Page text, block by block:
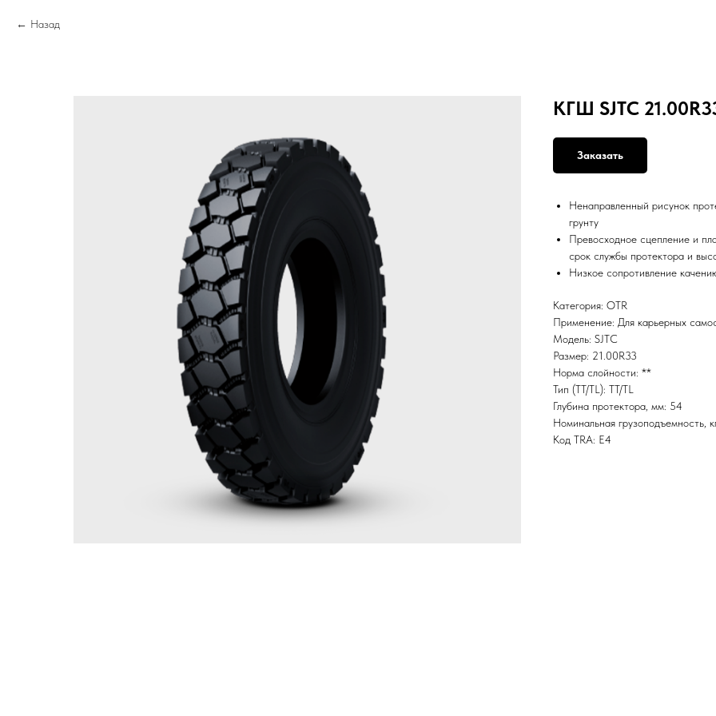
Назад
КГШ SJTC
Заказать
Ненаправленный рисунок
грунту
Превосходное сцепление и
срок службы протектора и
Низкое сопротивление
Категория: OTR
Применение: Для карьерных
Модель: SJTC
Размер: 21.00R33
Норма слойности: **
Тип (TT/TL): TT/TL
Глубина протектора, мм: 54
Номинальная грузоподъемность,
Код TRA: E4